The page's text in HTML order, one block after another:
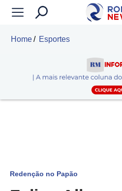
Home Esportes
Redenção no Papão